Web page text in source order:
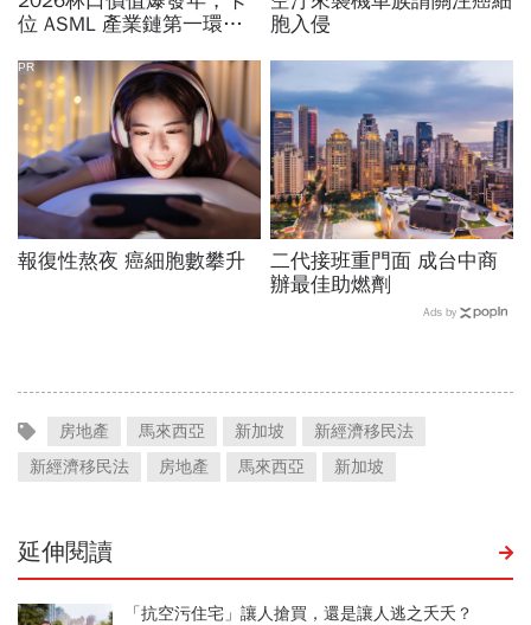
位 ASML 產業鏈第一環的
胞入侵
報復性熬夜 癌細胞數攀升
PR
二代接班重門面 成台中商
辦最佳助燃劑
Ads by
房地產 馬來西亞 新加坡
新經濟移民法
新經濟移民法
房地產 馬來西亞 新加坡
延伸閱讀
「抗空污住宅」讓人搶買，還是讓人逃之夭夭？